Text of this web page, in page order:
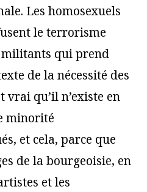
Les homosexuels
le terrorisme
qui prend
de la nécessité des
vrai qu’il n’existe en
minorité
et cela, parce que
de la bourgeoisie, en
et les